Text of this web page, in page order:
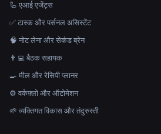
🦾 एआई एजेंट्स
✅ टास्क और पर्सनल असिस्टेंट
🧠 नोट लेना और सेकंड ब्रेन
👨‍💻 बैठक सहायक
🍳 मील और रेसिपी प्लानर
⚙️ वर्कफ़्लो और ऑटोमेशन
🌱 व्यक्तिगत विकास और तंदुरुस्ती